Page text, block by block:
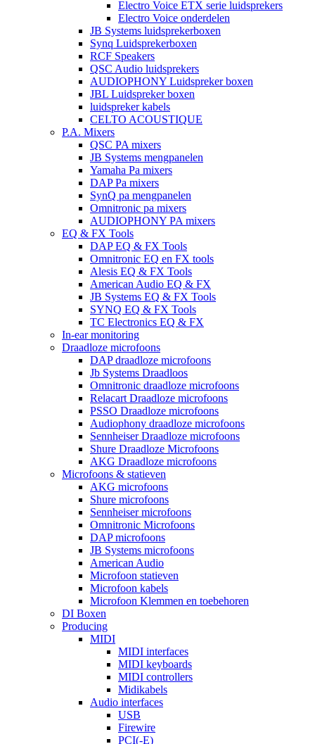
Electro Voice ETX serie luidsprekers
Electro Voice onderdelen
JB Systems luidsprekerboxen
Synq Luidsprekerboxen
RCF Speakers
QSC Audio luidsprekers
AUDIOPHONY Luidspreker boxen
JBL Luidspreker boxen
luidspreker kabels
CELTO ACOUSTIQUE
P.A. Mixers
QSC PA mixers
JB Systems mengpanelen
Yamaha Pa mixers
DAP Pa mixers
SynQ pa mengpanelen
Omnitronic pa mixers
AUDIOPHONY PA mixers
EQ & FX Tools
DAP EQ & FX Tools
Omnitronic EQ en FX tools
Alesis EQ & FX Tools
American Audio EQ & FX
JB Systems EQ & FX Tools
SYNQ EQ & FX Tools
TC Electronics EQ & FX
In-ear monitoring
Draadloze microfoons
DAP draadloze microfoons
Jb Systems Draadloos
Omnitronic draadloze microfoons
Relacart Draadloze microfoons
PSSO Draadloze microfoons
Audiophony draadloze microfoons
Sennheiser Draadloze microfoons
Shure Draadloze Microfoons
AKG Draadloze microfoons
Microfoons & statieven
AKG microfoons
Shure microfoons
Sennheiser microfoons
Omnitronic Microfoons
DAP microfoons
JB Systems microfoons
American Audio
Microfoon statieven
Microfoon kabels
Microfoon Klemmen en toebehoren
DI Boxen
Producing
MIDI
MIDI interfaces
MIDI keyboards
MIDI controllers
Midikabels
Audio interfaces
USB
Firewire
PCI(-E)